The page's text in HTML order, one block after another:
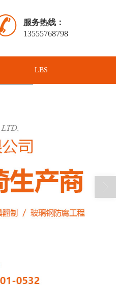
服务热线：
13555768798
LBS